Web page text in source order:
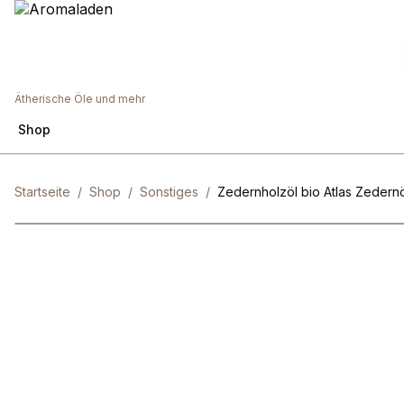
Ätherische Öle und mehr
Shop
Startseite / Shop / Sonstiges / Zedernholzöl bio Atlas